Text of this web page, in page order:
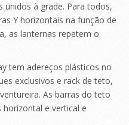
à grade. Para todos,
Y horizontais na função de
as lanternas repetem o
tem adereços plásticos no
exclusivos e rack de teto,
As barras do teto
e vertical e